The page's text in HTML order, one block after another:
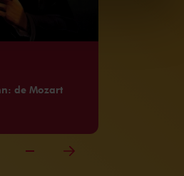
32 derden
de Mozart